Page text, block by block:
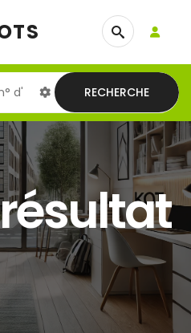
RECHERCHE